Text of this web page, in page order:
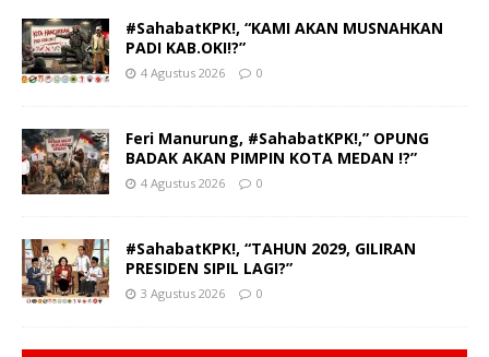
#SahabatKPK!, “KAMI AKAN MUSNAHKAN
PADI KAB.OKI!?”
4 Agustus 2026 0
Feri Manurung, #SahabatKPK!,” OPUNG
BADAK AKAN PIMPIN KOTA MEDAN !?”
4 Agustus 2026 0
#SahabatKPK!, “TAHUN 2029, GILIRAN
PRESIDEN SIPIL LAGI?”
3 Agustus 2026 0